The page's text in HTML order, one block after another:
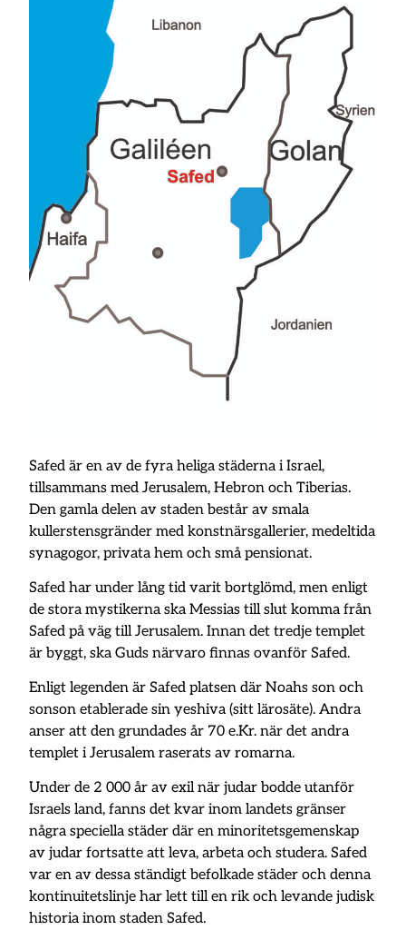
Safed är en av de fyra heliga städerna i Israel,
tillsammans med Jerusalem, Hebron och Tiberias.
Den gamla delen av staden består av smala
kullerstensgränder med konstnärsgallerier, medeltida
synagogor, privata hem och små pensionat.
Safed har under lång tid varit bortglömd, men enligt
de stora mystikerna ska Messias till slut komma från
Safed på väg till Jerusalem. Innan det tredje templet
är byggt, ska Guds närvaro finnas ovanför Safed.
Enligt legenden är Safed platsen där Noahs son och
sonson etablerade sin yeshiva (sitt lärosäte). Andra
anser att den grundades år 70 e.Kr. när det andra
templet i Jerusalem raserats av romarna.
Under de 2 000 år av exil när judar bodde utanför
Israels land, fanns det kvar inom landets gränser
några speciella städer där en minoritetsgemenskap
av judar fortsatte att leva, arbeta och studera. Safed
var en av dessa ständigt befolkade städer och denna
kontinuitetslinje har lett till en rik och levande judisk
historia inom staden Safed.